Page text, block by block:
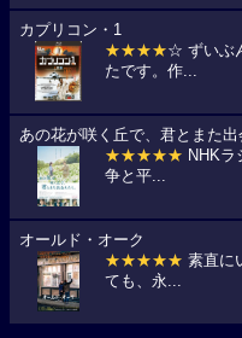
カプリコン・1
★★★★☆ ずいぶ
たです。作...
あの花が咲く丘で、君とまた出
★★★★★ NHKラ
争と平...
オールド・オーク
★★★★★ 素直に
ても、永...